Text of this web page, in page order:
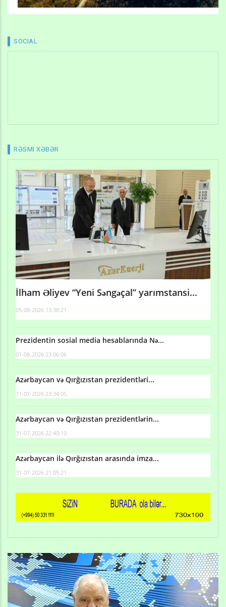
SOCIAL
RƏSMI XƏBƏR
İlham Əliyev “Yeni Səngəçal” yarımstansi...
05-08-2026 13:38:21
Prezidentin sosial media hesablarında Nə...
01-08-2026 23:06:06
Azərbaycan və Qırğızıstan prezidentləri...
31-07-2026 23:34:05
Azərbaycan və Qırğızıstan prezidentlərin...
31-07-2026 22:40:10
Azərbaycan ilə Qırğızıstan arasında imza...
31-07-2026 21:05:21